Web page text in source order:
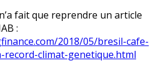
fait que reprendre un article
:
2018/05/bresil-cafe-
climat-genetique.html